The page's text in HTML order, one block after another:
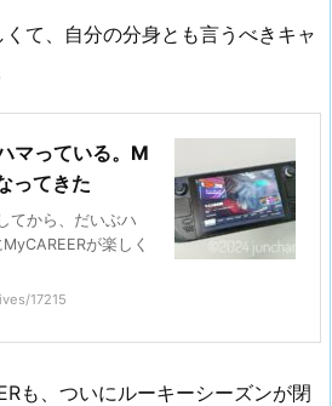
くて、自分の分身とも言うべきキャ
マっている。M
ってきた
てから、だいぶハ
が楽しく
17215
も、ついにルーキーシーズンが閉